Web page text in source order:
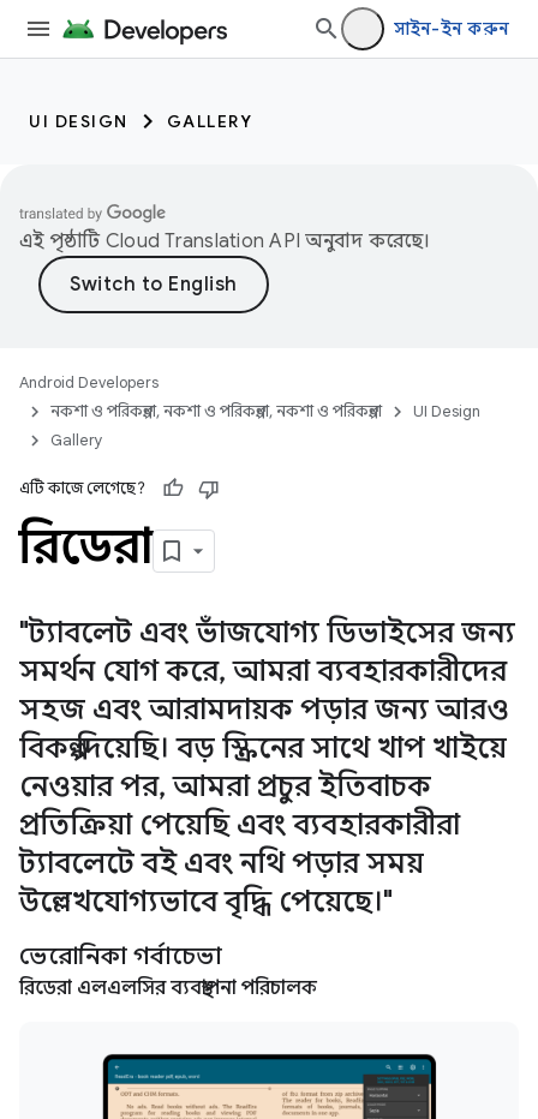
সাইন-ইন করুন
UI DESIGN GALLERY
এই পৃষ্ঠাটি Cloud Translation API অনুবাদ করেছে।
Android Developers
নকশা ও পরিকল্পনা, নকশা ও পরিকল্পনা, নকশা ও পরিকল্পনা
UI Design
Gallery
এটি কাজে লেগেছে?
রিডেরা
"ট্যাবলেট এবং ভাঁজযোগ্য ডিভাইসের জন্য
সমর্থন যোগ করে, আমরা ব্যবহারকারীদের
সহজ এবং আরামদায়ক পড়ার জন্য আরও
বিকল্প দিয়েছি। বড় স্ক্রিনের সাথে খাপ খাইয়ে
নেওয়ার পর, আমরা প্রচুর ইতিবাচক
প্রতিক্রিয়া পেয়েছি এবং ব্যবহারকারীরা
ট্যাবলেটে বই এবং নথি পড়ার সময়
উল্লেখযোগ্যভাবে বৃদ্ধি পেয়েছে।"
ভেরোনিকা গর্বাচেভা
রিডেরা এলএলসির ব্যবস্থাপনা পরিচালক